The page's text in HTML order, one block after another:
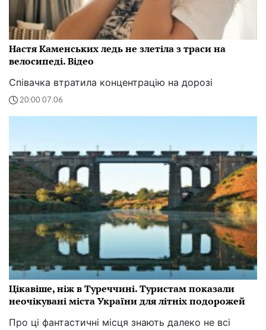
Настя Каменських ледь не злетіла з траси на
велосипеді. Відео
Співачка втратила концентрацію на дорозі
20:00 07.06
Цікавіше, ніж в Туреччині. Туристам показали
неочікувані міста України для літніх подорожей
Про ці фантастичні місця знають далеко не всі